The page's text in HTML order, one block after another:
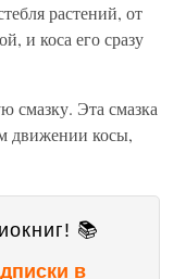
растений, от
и коса его сразу
смазку. Эта смазка
движении косы,
📚
в